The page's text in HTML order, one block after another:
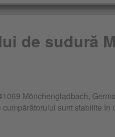
de sudură M
Mönchengladbach,
sunt stabilite